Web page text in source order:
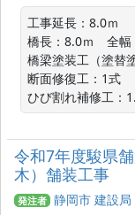
工事延長：8.0ｍ
橋長：8.0ｍ　全幅
橋梁塗装工（塗替
断面修復工：1式
ひび割れ補修工：
令和7年度駿県
木）舗装工事
発注者 静岡市 建設局